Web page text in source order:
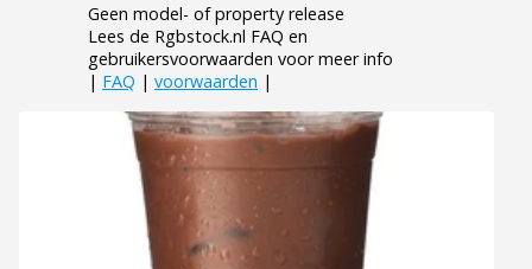
Geen model- of property release
Lees de Rgbstock.nl FAQ en
gebruikersvoorwaarden voor meer info
| FAQ | voorwaarden |